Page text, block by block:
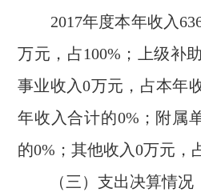
2017年度本年收入
万元，占100%；上级补
事业收入0万元，占本年
年收入合计的0%；附属
的0%；其他收入0万元，
（三）支出决算情况